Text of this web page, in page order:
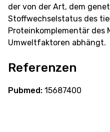
der von der Art, dem
Stoffwechselstatus des
Proteinkomplementär des
Umweltfaktoren abhängt.
Referenzen
Pubmed: 15687400